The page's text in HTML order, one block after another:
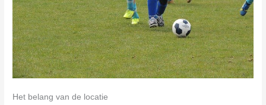
Het belang van de locatie